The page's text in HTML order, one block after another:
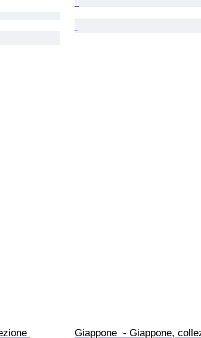
Giappone  - Giappone,